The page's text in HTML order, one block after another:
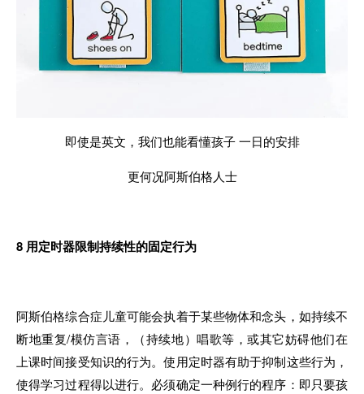
即使是英文，我们也能看懂孩子 一日的安排
更何况阿斯伯格人士
8用定时器限制持续性的固定行为
阿斯伯格综合症儿童可能会执着于某些物体和念头，如持续不
断地重复/模仿言语，（持续地）唱歌等，或其它妨碍他们在
上课时间接受知识的行为。使用定时器有助于抑制这些行为，
使得学习过程得以进行。必须确定一种例行的程序：即只要孩